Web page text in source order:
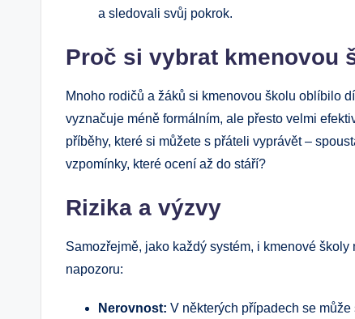
a sledovali svůj pokrok.
Proč si vybrat kmenovou
Mnoho rodičů a žáků si kmenovou školu oblíbilo
vyznačuje méně formálním, ale přesto velmi
příběhy, které si můžete s přáteli vyprávět –
vzpomínky, které ocení až do stáří?
Rizika a výzvy
Samozřejmě, jako každý systém, i kmenové
napozoru:
Nerovnost: V některých případech se